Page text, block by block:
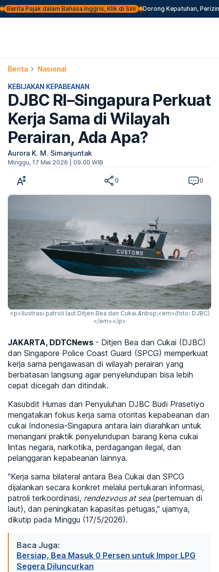
Berita Pajak dalam Bahasa Inggris, Klik di Sini Dorong Kepatuhan,
Berita Nasional
KEBIJAKAN KEPABEANAN
DJBC RI–Singapura Perkuat
Kerja Sama di Wilayah
Perairan, Ada Apa?
Aurora K. M. Simanjuntak
Minggu, 17 Mei 2026 | 09.00 WIB
0 0
<p>Ilustrasi patroli laut Ditjen Bea dan Cukai.&nbsp;<em>(foto: DJBC)
</em></p>
JAKARTA, DDTCNews - Ditjen Bea dan Cukai (DJBC)
dan Singapore Police Coast Guard (SPCG) memperkuat
kerja sama pengawasan di wilayah perairan yang
berbatasan langsung agar penyelundupan bisa lebih
cepat dicegah dan ditindak.
Kasubdit Humas dan Penyuluhan DJBC Budi Prasetiyo
mengatakan fokus kerja sama otoritas kepabeanan dan
cukai Indonesia-Singapura antara lain diarahkan untuk
menangani praktik penyelundupan barang kena cukai
lintas negara, narkotika, perdagangan ilegal, dan
pelanggaran kepabeanan lainnya.
"Kerja sama bilateral antara Bea Cukai dan SPCG
dijalankan secara konkret melalui pertukaran informasi,
patroli terkoordinasi, rendezvous at sea (pertemuan di
laut), dan peningkatan kapasitas petugas," ujarnya,
dikutip pada Minggu (17/5/2026).
Baca Juga:
Bersiap, Bea Masuk 0 Persen untuk Impor LPG
Segera Diluncurkan